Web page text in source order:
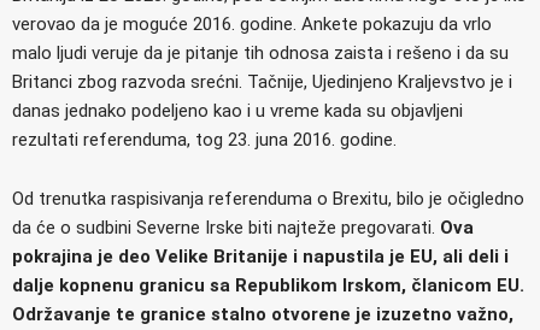
verovao da je moguće 2016. godine. Ankete pokazuju da vrlo
malo ljudi veruje da je pitanje tih odnosa zaista i rešeno i da su
Britanci zbog razvoda srećni. Tačnije, Ujedinjeno Kraljevstvo je i
danas jednako podeljeno kao i u vreme kada su objavljeni
rezultati referenduma, tog 23. juna 2016. godine.
Od trenutka raspisivanja referenduma o Brexitu, bilo je očigledno
da će o sudbini Severne Irske biti najteže pregovarati. Ova
pokrajina je deo Velike Britanije i napustila je EU, ali deli i
dalje kopnenu granicu sa Republikom Irskom, članicom EU.
Održavanje te granice stalno otvorene je izuzetno važno,